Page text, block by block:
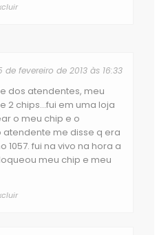
de fevereiro de 2013 às 16:33
dos atendentes, meu
2 chips...fui em uma loja
o meu chip e o
atendente me disse q era
1057. fui na vivo na hora a
meu chip e meu